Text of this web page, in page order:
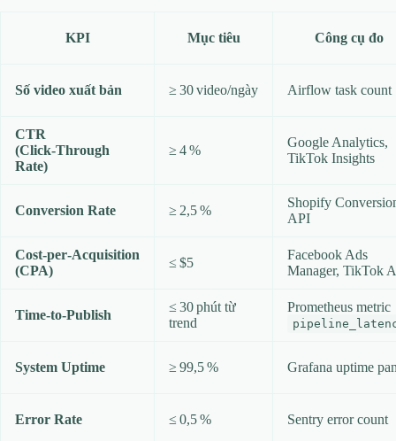
KPI Mục tiêu Công cụ đo
Số video xuất bản ≥ 30 video/ngày Airflow task count
CTR
(Click‑Through
Rate)
≥ 4 %
Google Analytics,
TikTok Insights
Conversion Rate ≥ 2,5 %
Shopify
API
Cost‑per‑Acquisition
(CPA)
≤ $5
Facebook Ads
Manager, TikTok
Time‑to‑Publish
≤ 30 phút từ
trend
Prometheus metric
System Uptime ≥ 99,5 % Grafana uptime
Error Rate ≤ 0,5 % Sentry error count